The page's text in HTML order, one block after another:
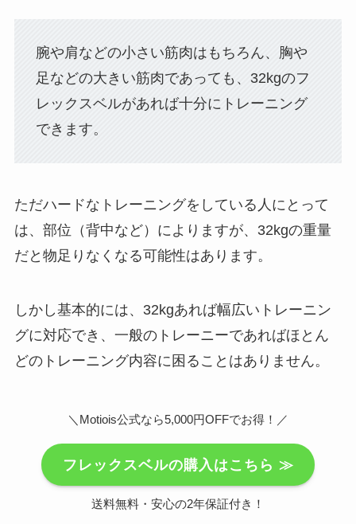
腕や肩などの小さい筋肉はもちろん、胸や
足などの大きい筋肉であっても、32kgのフ
レックスベルがあれば十分にトレーニング
できます。
ただハードなトレーニングをしている人にとって
は、部位（背中など）によりますが、32kgの重量
だと物足りなくなる可能性はあります。
しかし基本的には、32kgあれば幅広いトレーニン
グに対応でき、一般のトレーニーであればほとん
どのトレーニング内容に困ることはありません。
＼Motiois公式なら5,000円OFFでお得！／
フレックスベルの購入はこちら ≫
送料無料・安心の2年保証付き！